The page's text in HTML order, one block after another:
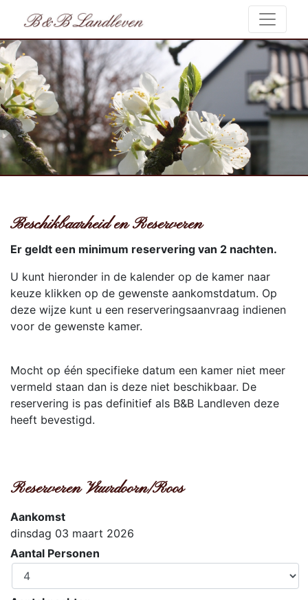
Beschikbaarheid en Reserveren
Er geldt een minimum reservering van 2 nachten.
U kunt hieronder in de kalender op de kamer naar
keuze klikken op de gewenste aankomstdatum. Op
deze wijze kunt u een reserveringsaanvraag indienen
voor de gewenste kamer.
Mocht op één specifieke datum een kamer niet meer
vermeld staan dan is deze niet beschikbaar. De
reservering is pas definitief als B&B Landleven deze
heeft bevestigd.
Reserveren Vuurdoorn/Roos
Aankomst
dinsdag 03 maart 2026
Aantal Personen